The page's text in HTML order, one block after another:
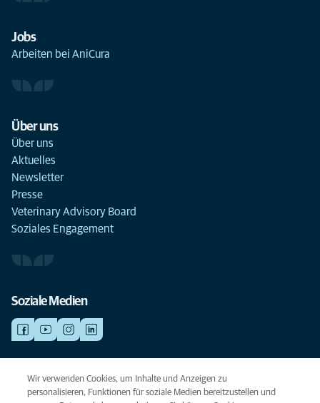
Jobs
Arbeiten bei AniCura
Über uns
Über uns
Aktuelles
Newsletter
Presse
Veterinary Advisory Board
Soziales Engagement
Soziale Medien
NOTDIENSTE
Finden Sie hier Standorte mit Notfall-Service. Weil Ihr Tier die beste
Versorgung verdient.
Wir verwenden Cookies, um Inhalte und Anzeigen zu
personalisieren, Funktionen für soziale Medien bereitzustellen und